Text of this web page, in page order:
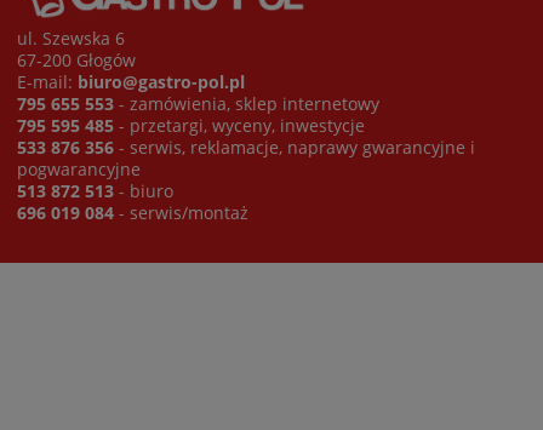
ul. Szewska 6
67-200 Głogów
E-mail: biuro@gastro-pol.pl
795 655 553 - zamówienia, sklep internetowy
795 595 485 - przetargi, wyceny, inwestycje
533 876 356 - serwis, reklamacje, naprawy gwarancyjne i
pogwarancyjne
513 872 513 - biuro
696 019 084 - serwis/montaż